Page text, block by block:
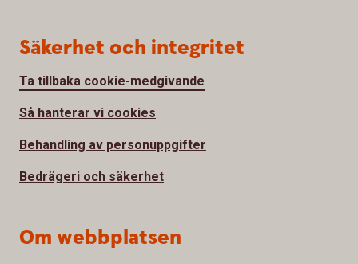
Säkerhet och integritet
Ta tillbaka cookie-medgivande
Så hanterar vi cookies
Behandling av personuppgifter
Bedrägeri och säkerhet
Om webbplatsen